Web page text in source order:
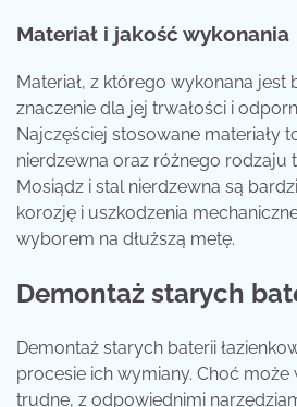
Materiał i jakość wykonania
Materiał, z którego wykonana jest
znaczenie dla jej trwałości i
Najczęściej stosowane materiały
nierdzewna oraz różnego rodzaju
Mosiądz i stal nierdzewna są
korozję i uszkodzenia
wyborem na dłuższą metę.
Demontaż starych
Demontaż starych baterii
procesie ich wymiany. Choć może
trudne, z odpowiednimi